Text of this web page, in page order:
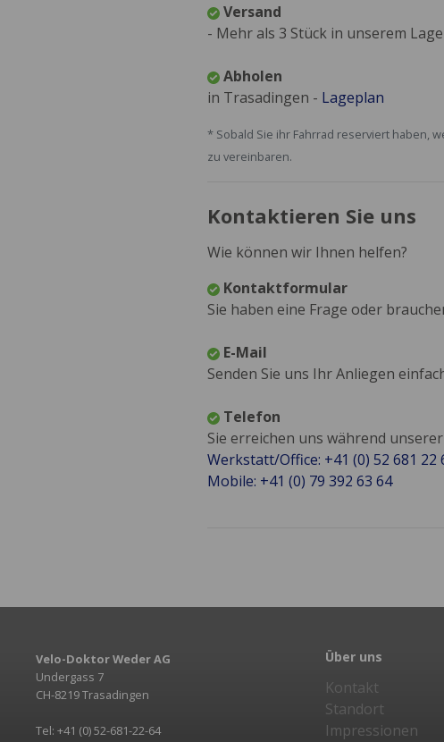
Versand
- Mehr als 3 Stück in unserem
Abholen
in Trasadingen - Lageplan
* Sobald Sie ihr Fahrrad reserviert haben,
zu vereinbaren.
Kontaktieren Sie uns
Wie können wir Ihnen helfen?
Kontaktformular
Sie haben eine Frage oder
E-Mail
Senden Sie uns Ihr Anliegen
Telefon
Sie erreichen uns während unserer
Werkstatt/Office: +41 (0) 52 681 22
Mobile: +41 (0) 79 392 63 64
Velo-Doktor Weder AG
Undergass 7
CH-8219 Trasadingen
Tel: +41 (0) 52-681-22-64
Über uns
Kontakt
Standort
Impressionen